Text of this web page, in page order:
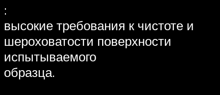
:
высокие требования к чистоте и
шероховатости поверхности
испытываемого
образца.